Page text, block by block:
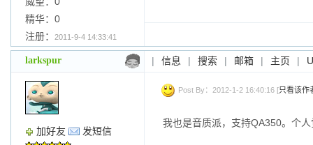
精华：0
注册：
2011-9-4 14:33:41
larkspur | 信息 | 搜索 | 邮箱 | 主页 |
加好友 发短信
Post By：2012-1-2 16:40:16 [只看该作
我也是音质派，支持QA350。个